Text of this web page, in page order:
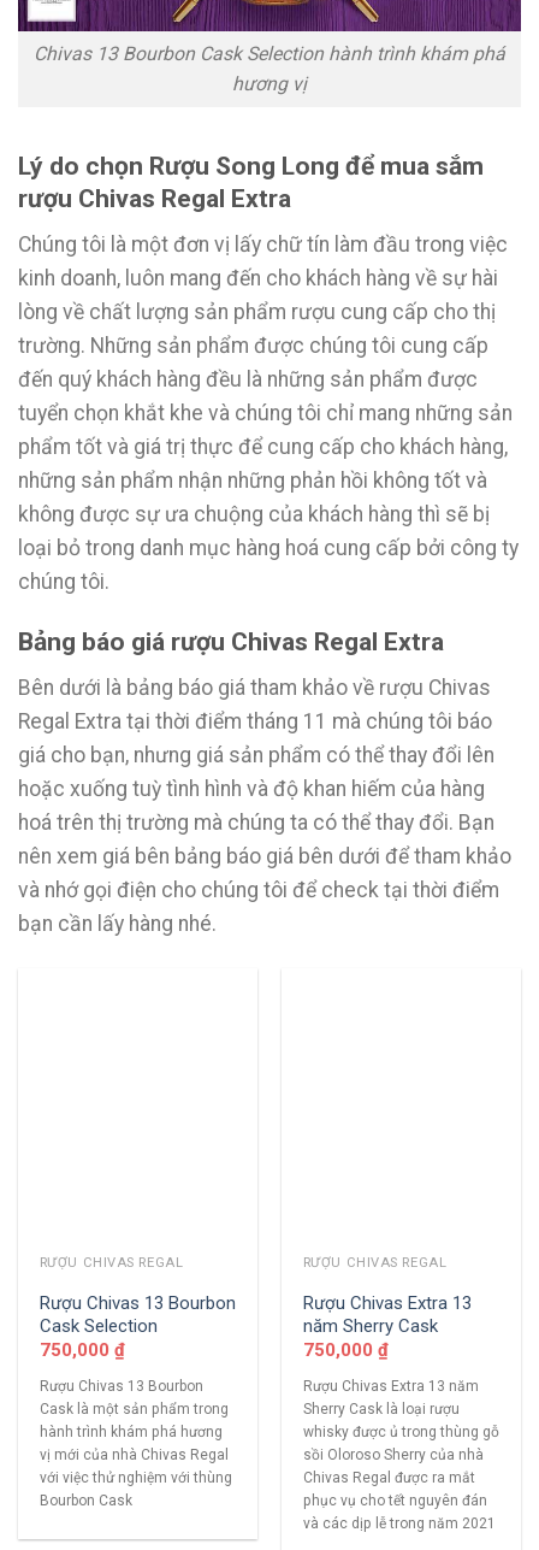
Chivas 13 Bourbon Cask Selection hành trình khám phá
hương vị
Lý do chọn Rượu Song Long để mua sắm
rượu Chivas Regal Extra
Chúng tôi là một đơn vị lấy chữ tín làm đầu trong việc
kinh doanh, luôn mang đến cho khách hàng về sự hài
lòng về chất lượng sản phẩm rượu cung cấp cho thị
trường. Những sản phẩm được chúng tôi cung cấp
đến quý khách hàng đều là những sản phẩm được
tuyển chọn khắt khe và chúng tôi chỉ mang những sản
phẩm tốt và giá trị thực để cung cấp cho khách hàng,
những sản phẩm nhận những phản hồi không tốt và
không được sự ưa chuộng của khách hàng thì sẽ bị
loại bỏ trong danh mục hàng hoá cung cấp bởi công ty
chúng tôi.
Bảng báo giá rượu Chivas Regal Extra
Bên dưới là bảng báo giá tham khảo về rượu Chivas
Regal Extra tại thời điểm tháng 11 mà chúng tôi báo
giá cho bạn, nhưng giá sản phẩm có thể thay đổi lên
hoặc xuống tuỳ tình hình và độ khan hiếm của hàng
hoá trên thị trường mà chúng ta có thể thay đổi. Bạn
nên xem giá bên bảng báo giá bên dưới để tham khảo
và nhớ gọi điện cho chúng tôi để check tại thời điểm
bạn cần lấy hàng nhé.
RƯỢU CHIVAS REGAL
Rượu Chivas 13 Bourbon
Cask Selection
750,000 ₫
Rượu Chivas 13 Bourbon
Cask là một sản phẩm trong
hành trình khám phá hương
vị mới của nhà Chivas Regal
với việc thử nghiệm với thùng
Bourbon Cask
RƯỢU CHIVAS REGAL
Rượu Chivas Extra 13
năm Sherry Cask
750,000 ₫
Rượu Chivas Extra 13 năm
Sherry Cask là loại rượu
whisky được ủ trong thùng gỗ
sồi Oloroso Sherry của nhà
Chivas Regal được ra mắt
phục vụ cho tết nguyên đán
và các dịp lễ trong năm 2021